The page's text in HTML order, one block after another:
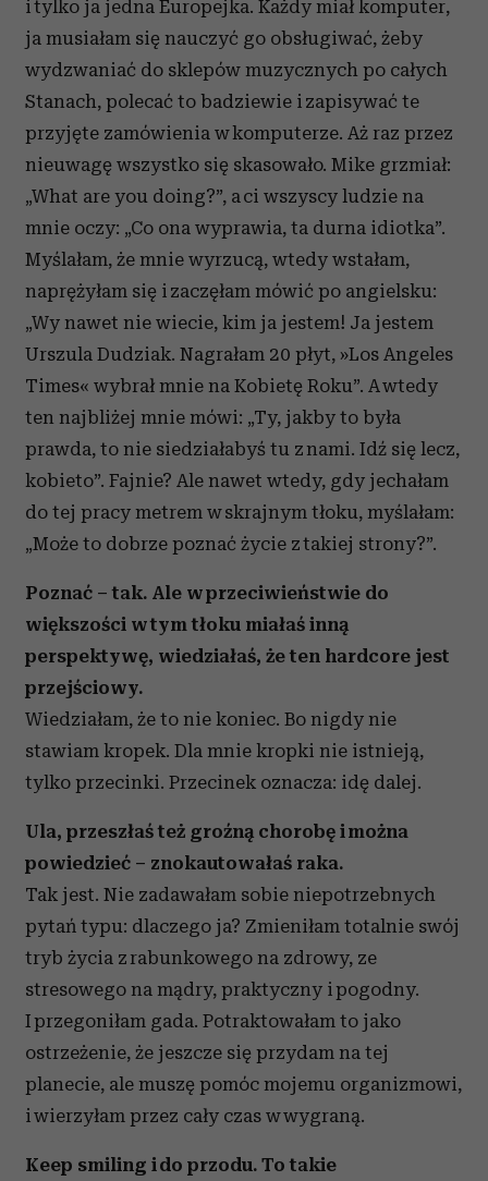
i tylko ja jedna Europejka. Każdy miał komputer,
ja musiałam się nauczyć go obsługiwać, żeby
wydzwaniać do sklepów muzycznych po całych
Stanach, polecać to badziewie i zapisywać te
przyjęte zamówienia w komputerze. Aż raz przez
nieuwagę wszystko się skasowało. Mike grzmiał:
„What are you doing?”, a ci wszyscy ludzie na
mnie oczy: „Co ona wyprawia, ta durna idiotka”.
Myślałam, że mnie wyrzucą, wtedy wstałam,
naprężyłam się i zaczęłam mówić po angielsku:
„Wy nawet nie wiecie, kim ja jestem! Ja jestem
Urszula Dudziak. Nagrałam 20 płyt, »Los Angeles
Times« wybrał mnie na Kobietę Roku”. A wtedy
ten najbliżej mnie mówi: „Ty, jakby to była
prawda, to nie siedziałabyś tu z nami. Idź się lecz,
kobieto”. Fajnie? Ale nawet wtedy, gdy jechałam
do tej pracy metrem w skrajnym tłoku, myślałam:
„Może to dobrze poznać życie z takiej strony?”.
Poznać – tak. Ale w przeciwieństwie do
większości w tym tłoku miałaś inną
perspektywę, wiedziałaś, że ten hardcore jest
przejściowy.
Wiedziałam, że to nie koniec. Bo nigdy nie
stawiam kropek. Dla mnie kropki nie istnieją,
tylko przecinki. Przecinek oznacza: idę dalej.
Ula, przeszłaś też groźną chorobę i można
powiedzieć – znokautowałaś raka.
Tak jest. Nie zadawałam sobie niepotrzebnych
pytań typu: dlaczego ja? Zmieniłam totalnie swój
tryb życia z rabunkowego na zdrowy, ze
stresowego na mądry, praktyczny i pogodny.
I przegoniłam gada. Potraktowałam to jako
ostrzeżenie, że jeszcze się przydam na tej
planecie, ale muszę pomóc mojemu organizmowi,
i wierzyłam przez cały czas w wygraną.
Keep smiling i do przodu. To takie